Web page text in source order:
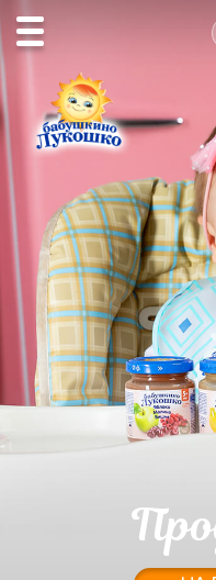
Польза
в каждой
ложке!